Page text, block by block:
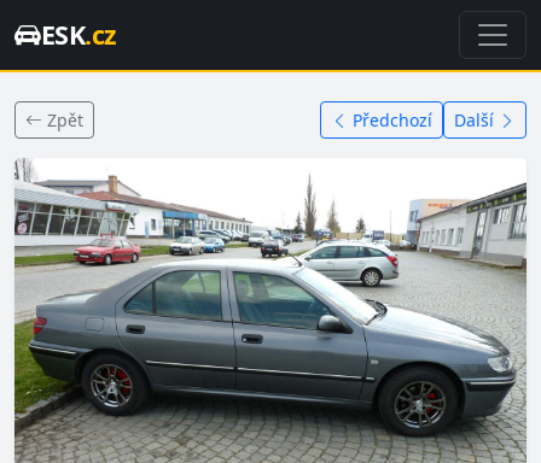
ESK.cz
Zpět Předchozí Další